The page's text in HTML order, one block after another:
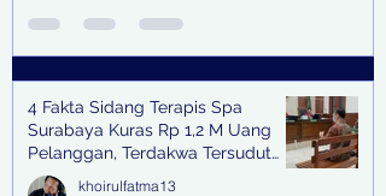
4 Fakta Sidang Terapis Spa
Surabaya Kuras Rp 1,2 M Uang
Pelanggan, Terdakwa Tersudut
oleh Keterangan Saksi Kunci
khoirulfatma13